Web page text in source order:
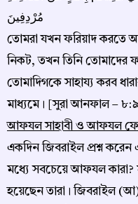
مُرْدِفِينَ
তোমরা যখন ফরিয়াদ করতে
নিকট, তখন তিনি তোমাদের
তোমাদিগকে সাহায্য করব
মাধ্যমে। [সুরা আনফাল – ৮:৯]
আফযল সাহাবী ও আফযল
একদিন জিবরাইল প্রশ্ন করেন
মধ্যে সবচেয়ে আফযল কারা?
হয়েছেন তারা। জিবরাইল